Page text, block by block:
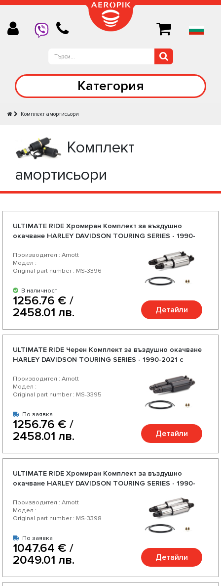
Категория
Комплект амортисьори
Комплект
амортисьори
ULTIMATE RIDE Хромиран Комплект за въздушно
окачване HARLEY DAVIDSON TOURING SERIES - 1990-
Производител : Arnott
Модел :
Original part number : MS-3396
В наличност
1256.76 € /
2458.01 лв.
Детайли
ULTIMATE RIDE Черен Комплект за въздушно окачване
HARLEY DAVIDSON TOURING SERIES - 1990-2021 с
Производител : Arnott
Модел :
Original part number : MS-3395
По заявка
1256.76 € /
2458.01 лв.
Детайли
ULTIMATE RIDE Хромиран Комплект за въздушно
окачване HARLEY DAVIDSON TOURING SERIES - 1990-
Производител : Arnott
Модел :
Original part number : MS-3398
По заявка
1047.64 € /
2049.01 лв.
Детайли